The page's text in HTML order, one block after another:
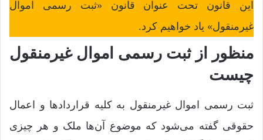
این قانون تحت عنوان قانون «ثبت رسمی اموال
غیرمنقول» یاد خواهیم کرد.
منظور از ثبت رسمی اموال غیرمنقول
چیست
ثبت رسمی اموال غیرمنقول به کلیه قراردادها و اعمال
حقوقی گفته می‌شود که موضوع آن‌ها ملک و هر چیزی